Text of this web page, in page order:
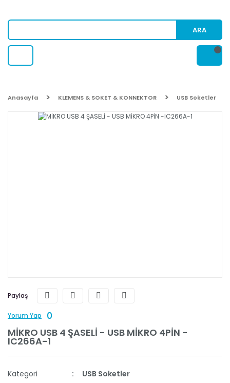
ARA
Anasayfa KLEMENS & SOKET & KONNEKTOR USB Soketler
Paylaş
Yorum Yap
0
MİKRO USB 4 ŞASELİ - USB MİKRO 4PİN -
IC266A-1
Kategori
USB Soketler